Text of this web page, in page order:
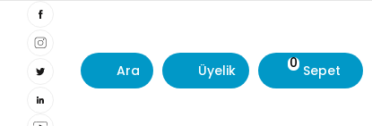
Ara Üyelik 0 Sepet